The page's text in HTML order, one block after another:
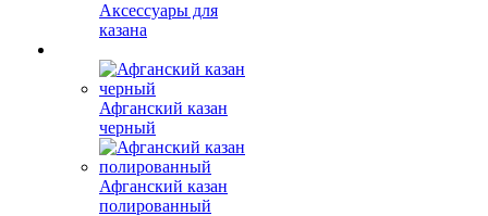
Аксессуары для
казана
Афганский казан
черный
Афганский казан
полированный